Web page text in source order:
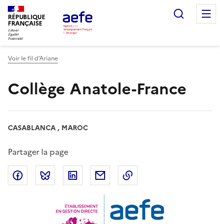
Aller
au
contenu
principal
RÉPUBLIQUE
FRANÇAISE
Voir le fil d’Ariane
Collège Anatole-France
CASABLANCA , MAROC
Partager la page
Partager sur Facebook
Partager sur Bluesky
Partager sur LinkedIn
Partager par email